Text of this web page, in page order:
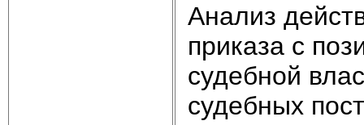
Анализ
приказа с
судебной
судебных